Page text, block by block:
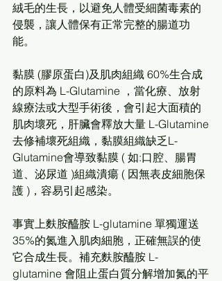
絨毛的生長，以避免人體受細菌毒素的
侵襲，讓人體保有正常完整的腸道功
能。
黏膜 (膠原蛋白)及肌肉組織 60%生合成
的原料為 L-Glutamine ，當化療、放射
線療法或大型手術後，會引起大面積的
肌肉壞死，肝臟會釋放大量 L-Glutamine
去修補壞死組織，黏膜組織缺乏L-
Glutamine會導致黏膜 ( 如:口腔、腸胃
道、泌尿道 )組織潰瘍 ( 因無表皮細胞保
護 )，容易引起感染。
事實上麩胺醯胺 L-glutamine 單獨運送
35%的氮進入肌肉細胞，正確無誤的使
它合成生長。補充麩胺醯胺 L-
glutamine 會阻止蛋白質分解增加氮的平